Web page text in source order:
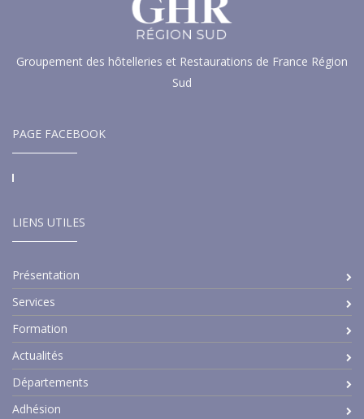
Groupement des hôtelleries et Restaurations de France Région
Sud
PAGE FACEBOOK
LIENS UTILES
Présentation
Services
Formation
Actualités
Départements
Adhésion